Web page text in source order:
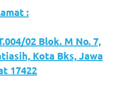
:
02 Blok. M No. 7,
Kota Bks, Jawa
17422